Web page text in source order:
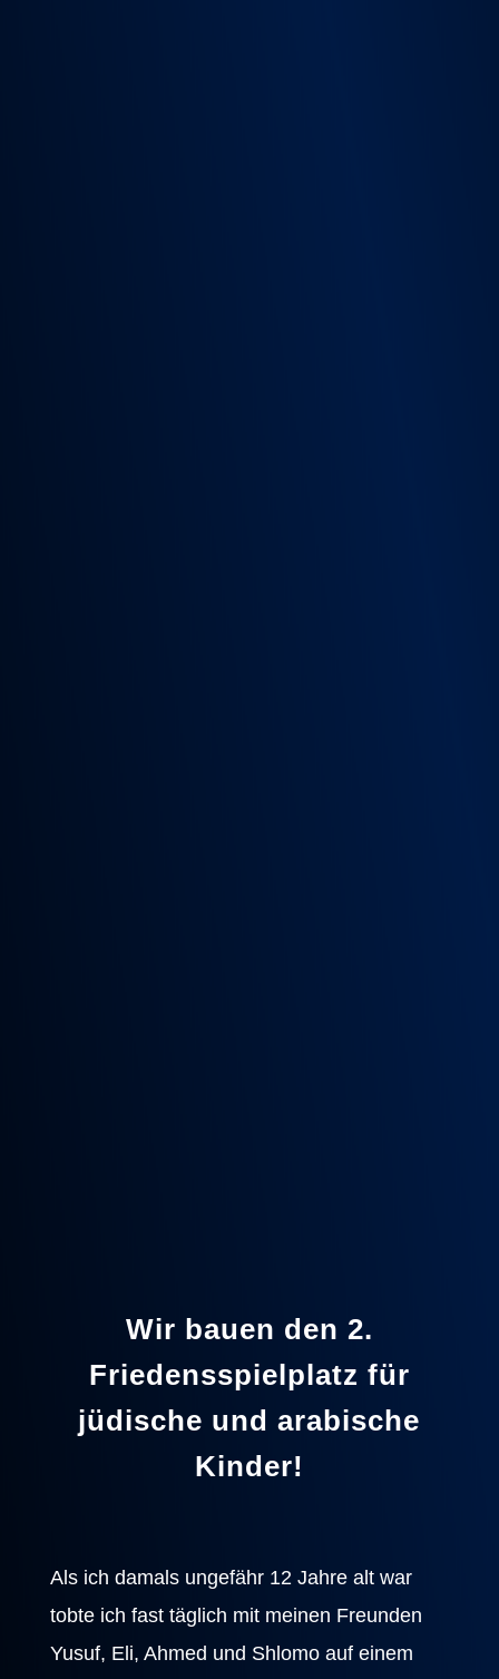
Wir bauen den 2.
Friedensspielplatz für
jüdische und arabische
Kinder!
Als ich damals ungefähr 12 Jahre alt war
tobte ich fast täglich mit meinen Freunden
Yusuf, Eli, Ahmed und Shlomo auf einem